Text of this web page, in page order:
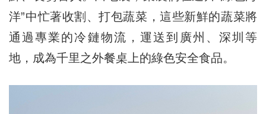
洋”中忙著收割、打包蔬菜，這些新鮮的蔬菜將
通過專業的冷鏈物流，運送到廣州、深圳等
地，成為千里之外餐桌上的綠色安全食品。